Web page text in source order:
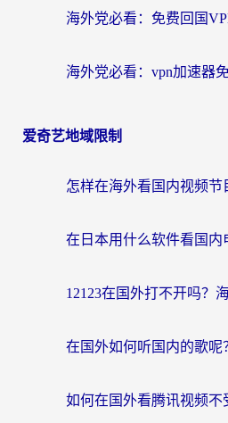
爱奇艺地域限制